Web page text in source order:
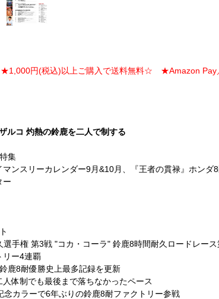
★1,000円(税込)以上ご購入で送料無料☆ ★Amazon Pay
ルコ 灼熱の鈴鹿を二人で制する
集
マンスリーカレンダー9月&10月、『王者の貫禄』ホン
ー
選手権 第3戦 "コカ・コーラ" 鈴鹿8時間耐久ロードレー
リー4連覇
鹿8耐優勝史上最多記録を更新
体制でも最後まで落ちなかったペース
念カラーで6年ぶりの鈴鹿8耐ファクトリー参戦